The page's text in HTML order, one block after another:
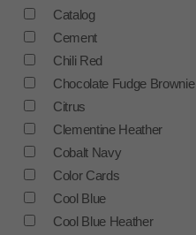
Catalog
Cement
Chili Red
Chocolate Fudge Brownie
Citrus
Clementine Heather
Cobalt Navy
Color Cards
Cool Blue
Cool Blue Heather